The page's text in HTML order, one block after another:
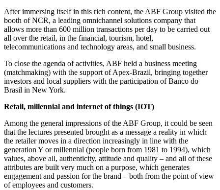
After immersing itself in this rich content, the ABF Group visited the
booth of NCR, a leading omnichannel solutions company that
allows more than 600 million transactions per day to be carried out
all over the retail, in the financial, tourism, hotel,
telecommunications and technology areas, and small business.
To close the agenda of activities, ABF held a business meeting
(matchmaking) with the support of Apex-Brazil, bringing together
investors and local suppliers with the participation of Banco do
Brasil in New York.
Retail, millennial and internet of things (IOT)
Among the general impressions of the ABF Group, it could be seen
that the lectures presented brought as a message a reality in which
the retailer moves in a direction increasingly in line with the
generation Y or millennial (people born from 1981 to 1994), which
values, above all, authenticity, attitude and quality – and all of these
attributes are built very much on a purpose, which generates
engagement and passion for the brand – both from the point of view
of employees and customers.